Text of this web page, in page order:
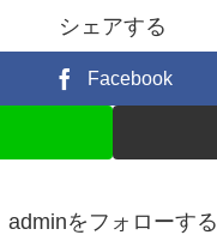
シェアする
Facebook
adminをフォローする